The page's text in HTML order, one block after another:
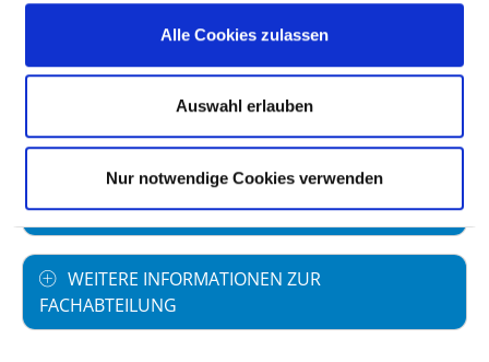
Alle Cookies zulassen
Auswahl erlauben
Nur notwendige Cookies verwenden
PERSONELLE AUSSTATTUNG
FACHEXPERTISE UND WEITERBILDUNG
MEDIZINISCHES LEISTUNGSANGEBOT MIT
FALLZAHLEN
WEITERE INFORMATIONEN ZUR
FACHABTEILUNG